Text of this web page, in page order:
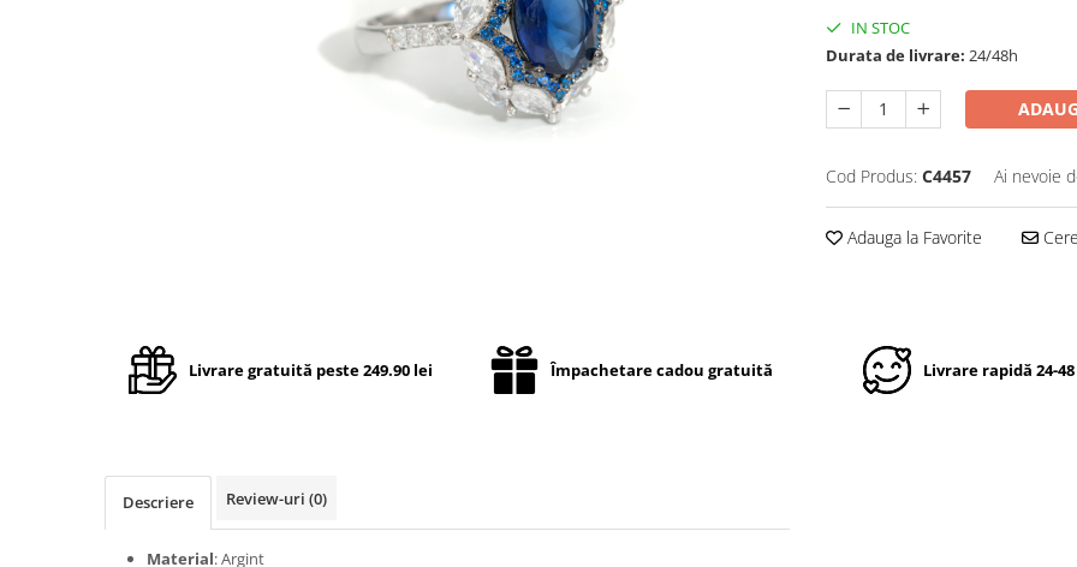
IN STOC
Durata de livrare: 24/48h
Cod Produs: C4457 Ai nevoie
Adauga la Favorite
Livrare gratuită peste 249.90 lei Împachetare cadou gratuită Livrare rapidă 24-
Descriere Review-uri (0)
Material: Argint